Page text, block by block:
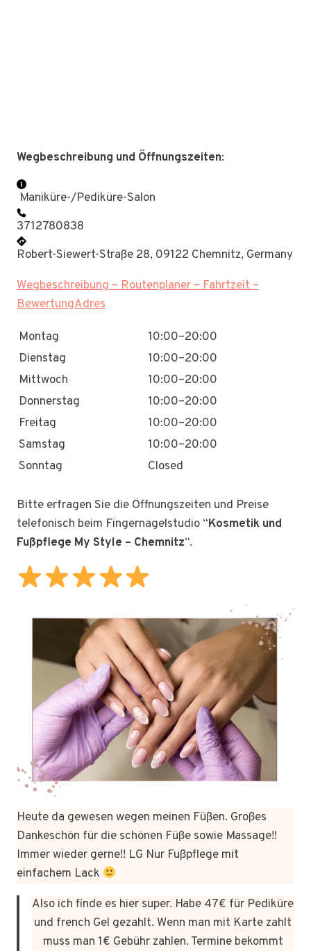
Wegbeschreibung und Öffnungszeiten:
Maniküre-/Pediküre-Salon
3712780838
Robert-Siewert-Straße 28, 09122 Chemnitz, Germany
Wegbeschreibung – Routenplaner – Fahrtzeit –
BewertungAdres
Montag
10:00–20:00
Dienstag
10:00–20:00
Mittwoch
10:00–20:00
Donnerstag
10:00–20:00
Freitag
10:00–20:00
Samstag
10:00–20:00
Sonntag
Closed
Bitte erfragen Sie die Öffnungszeiten und Preise
telefonisch beim Fingernagelstudio “Kosmetik und
Fußpflege My Style – Chemnitz“.
Heute da gewesen wegen meinen Füßen. Großes
Dankeschön für die schönen Füße sowie Massage!!
Immer wieder gerne!! LG Nur Fußpflege mit
einfachem Lack
Also ich finde es hier super. Habe 47€ für Pediküre
und french Gel gezahlt. Wenn man mit Karte zahlt
muss man 1€ Gebühr zahlen. Termine bekommt